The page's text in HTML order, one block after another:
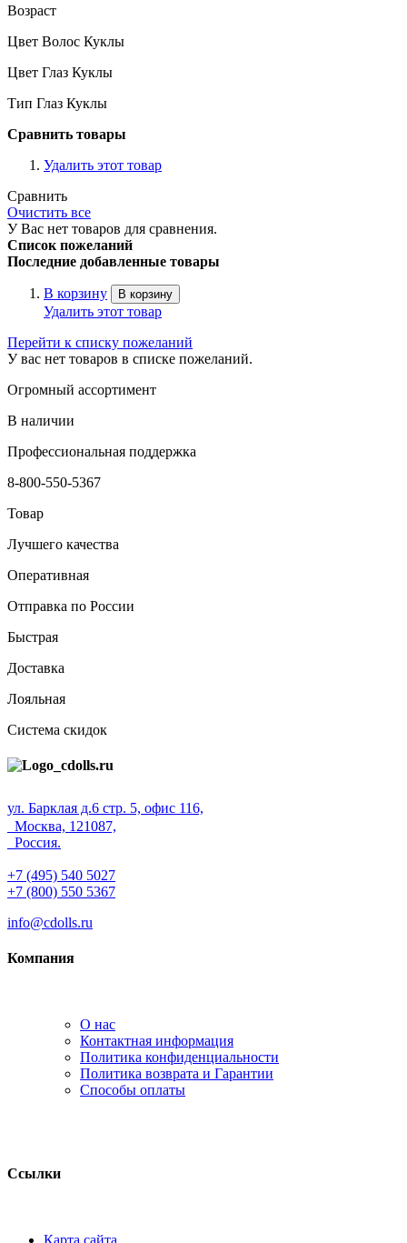
Возраст
Цвет Волос Куклы
Цвет Глаз Куклы
Тип Глаз Куклы
Сравнить товары
Удалить этот товар
Сравнить
Очистить все
У Вас нет товаров для сравнения.
Список пожеланий
Последние добавленные товары
В корзину В корзину
Удалить этот товар
Перейти к списку пожеланий
У вас нет товаров в списке пожеланий.
Огромный ассортимент
В наличии
Профессиональная поддержка
8-800-550-5367
Товар
Лучшего качества
Оперативная
Отправка по России
Быстрая
Доставка
Лояльная
Система скидок
ул. Барклая д.6 стр. 5, офис 116,
Москва, 121087,
Россия.
+7 (495) 540 5027
+7 (800) 550 5367
info@cdolls.ru
Компания
О нас
Контактная информация
Политика конфиденциальности
Политика возврата и Гарантии
Способы оплаты
Ссылки
Карта сайта